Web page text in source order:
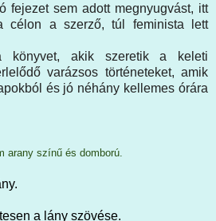
fejezet sem adott megnyugvást, itt
célon a szerző, túl feminista lett
akik szeretik a keleti
varázsos történeteket, amik
és jó néhány kellemes órára
arany színű és domború.
a lány szövése.